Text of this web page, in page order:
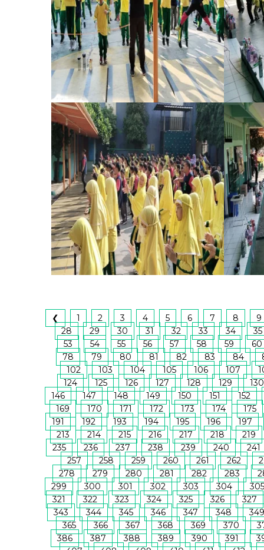
❮ 1 2 3 4 5 6 7 8
9
28
29 30 31 32 33 34
35
53
54 55 56 57 58 59
60
78
79 80 81 82 83 84
102
103 104 105 106 107
124
125 126 127 128 129
130
146
147 148 149 150 151
152
169
170 171 172 173 174
175
191
192 193 194 195 196
197
213
214 215 216 217 218
219
235
236 237 238 239 240
241
257
258 259 260 261 262
278
279 280 281 282 283
299
300 301 302 303 304
305
321
322 323 324 325 326
327
343
344 345 346 347 348
349
365
366 367 368 369 370
386
387 388 389 390 391